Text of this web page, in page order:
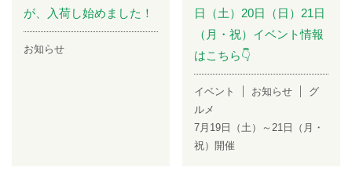
が、入荷し始めました！
お知らせ
日（土）20日（日）21日
（月・祝）イベント情報
はこちら👇
イベント お知らせ
グ
ルメ
7月19日（土）～21日（月・
祝）開催